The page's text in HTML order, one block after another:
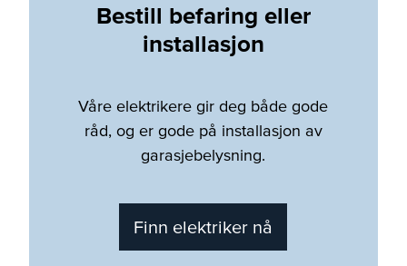
Bestill befaring eller
installasjon
Våre elektrikere gir deg både gode
råd, og er gode på installasjon av
garasjebelysning.
Finn elektriker nå